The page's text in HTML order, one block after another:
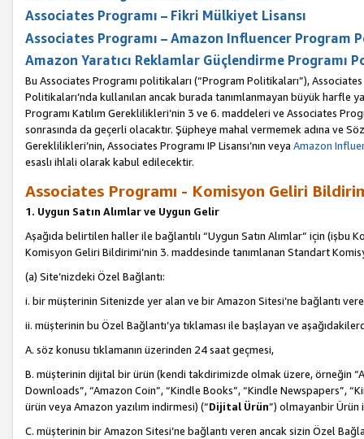
Associates Programı – Fikri Mülkiyet Lisansı
Associates Programı – Amazon Influencer Program
Amazon Yaratıcı Reklamlar Güçlendirme Programı
Bu Associates Programı politikaları (“Program Politikaları”),
Politikaları’nda kullanılan ancak burada tanımlanmayan büyük harfle
Programı Katılım Gereklilikleri’nin 3 ve 6. maddeleri ve Associates
sonrasında da geçerli olacaktır. Şüpheye mahal vermemek adına ve
Gereklilikleri’nin, Associates Programı IP Lisansı’nın veya Amazon
esaslı ihlali olarak kabul edilecektir.
Associates Programı - Komisyon Geliri
1. Uygun Satın Alımlar ve Uygun Gelir
Aşağıda belirtilen haller ile bağlantılı “Uygun Satın Alımlar” için
Komisyon Geliri Bildirimi’nin 3. maddesinde tanımlanan Standart
(a) Site’nizdeki Özel Bağlantı:
i. bir müşterinin Sitenizde yer alan ve bir Amazon Sitesi’ne bağlantı
ii. müşterinin bu Özel Bağlantı’ya tıklaması ile başlayan ve
A. söz konusu tıklamanın üzerinden 24 saat geçmesi,
B. müşterinin dijital bir ürün (kendi takdirimizde olmak üzere, örneğin
Downloads”, “Amazon Coin”, “Kindle Books”, “Kindle Newspapers”,
ürün veya Amazon yazılım indirmesi) (“Dijital Ürün”) olmayanbir Ürün
C. müşterinin bir Amazon Sitesi’ne bağlantı veren ancak sizin Özel